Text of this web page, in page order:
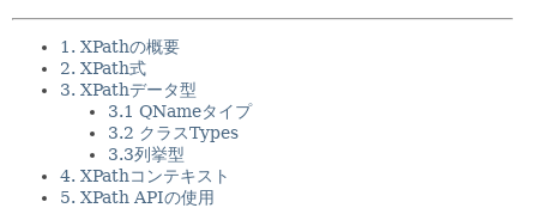
ヘルプ
1. XPathの概要
2. XPath式
3. XPathデータ型
3.1 QNameタイプ
3.2 クラスTypes
3.3列挙型
4. XPathコンテキスト
5. XPath APIの使用